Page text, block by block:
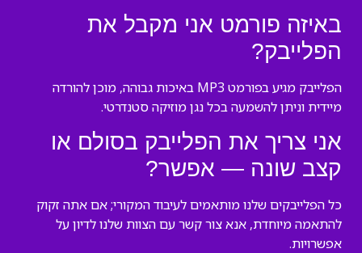
באיזה פורמט אני מקבל את
הפלייבק?
הפלייבק מגיע בפורמט MP3 באיכות גבוהה, מוכן להורדה
מיידית וניתן להשמעה בכל נגן מוזיקה סטנדרטי.
אני צריך את הפלייבק בסולם או
קצב שונה — אפשר?
כל הפלייבקים שלנו מותאמים לעיבוד המקורי; אם אתה זקוק
להתאמה מיוחדת, אנא צור קשר עם הצוות שלנו לדיון על
אפשרויות.